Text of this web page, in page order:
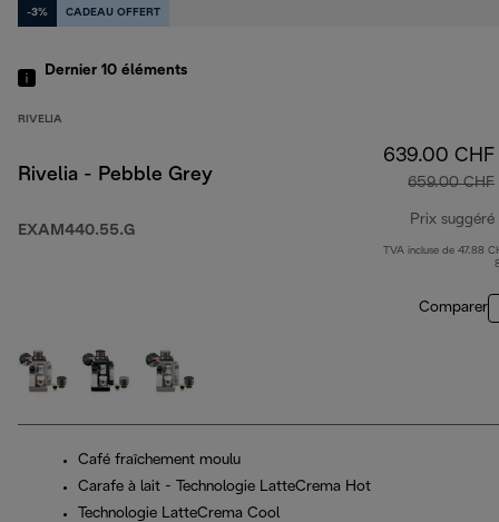
-3% CADEAU OFFERT
Dernier 10 éléments
RIVELIA
Rivelia - Pebble Grey
EXAM440.55.G
639.00 CHF
659.00 CHF
Prix suggéré
TVA incluse de 47.88
Comparer
Café fraîchement moulu
Carafe à lait - Technologie LatteCrema Hot
Technologie LatteCrema Cool